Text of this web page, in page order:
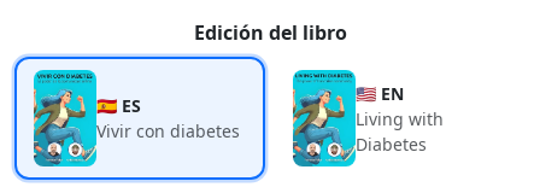
Edición del libro
🇪🇸 ES
Vivir con diabetes
🇺🇸 EN
Living with
Diabetes